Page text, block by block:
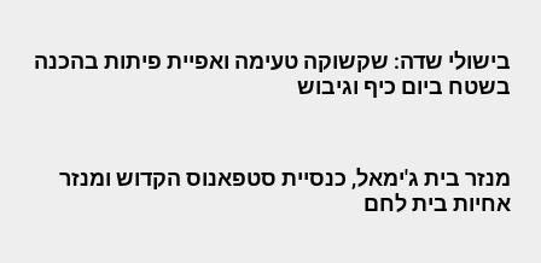
בישולי שדה: שקשוקה טעימה ואפיית פיתות בהכנה
בשטח ביום כיף וגיבוש
מנזר בית ג'ימאל, כנסיית סטפאנוס הקדוש ומנזר
אחיות בית לחם